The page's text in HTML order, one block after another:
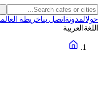
حولالمدونة اتصل بناخريطة العالم
اللغة العربية